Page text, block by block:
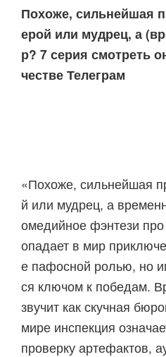
본문
Похоже, сильнейшая
ерой или мудрец, а
р? 7 серия смотреть
честве Телеграм
«Похоже, сильнейшая
й или мудрец, а
омедийное фэнтези
опадает в мир
е пафосной ролью, но
ся ключом к победам.
звучит как скучная
мире инспекция
проверку артефактов,